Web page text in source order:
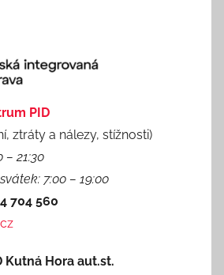
PID
ztráty a nálezy, stížnosti)
– 21:30
7:00 – 19:00
704 560
Hora aut.st.